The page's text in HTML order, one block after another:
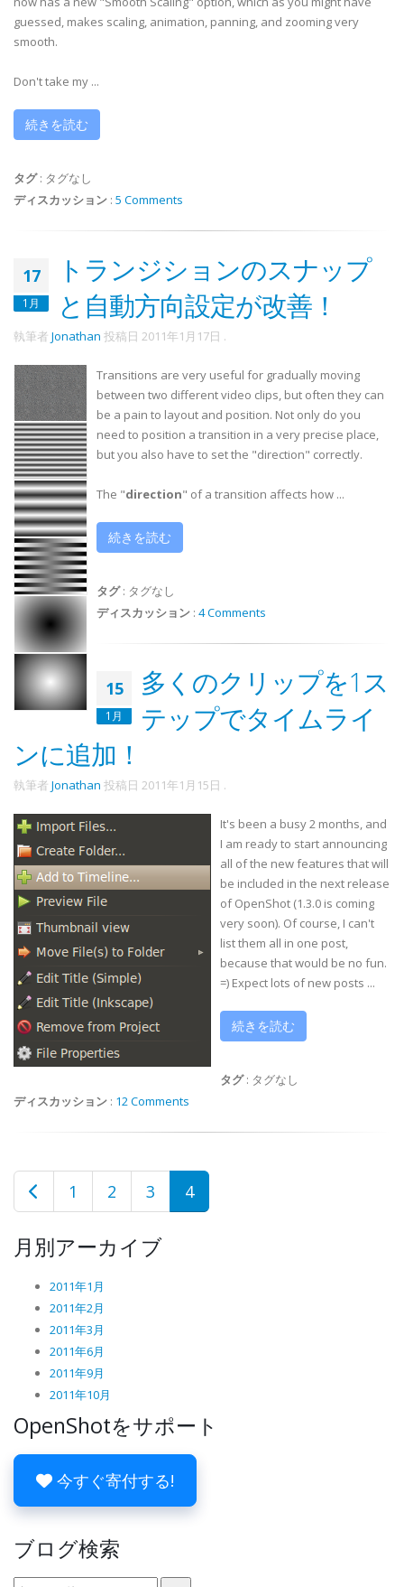
guessed, makes scaling, animation, panning, and zooming very
smooth.
Don't take my ...
続きを読む
タグ: タグなし
ディスカッション : 5 Comments
17
1月
トランジションのスナップ
と自動方向設定が改善！
執筆者 Jonathan 投稿日 2011年1月17日 .
Transitions are very useful for gradually moving
between two different video clips, but often they can
be a pain to layout and position. Not only do you
need to position a transition in a very precise place,
but you also have to set the "direction" correctly.
The "direction" of a transition affects how ...
続きを読む
タグ: タグなし
ディスカッション : 4 Comments
15
1月
多くのクリップを1ス
テップでタイムライ
ンに追加！
執筆者 Jonathan 投稿日 2011年1月15日 .
It's been a busy 2 months, and
I am ready to start announcing
all of the new features that will
be included in the next release
of OpenShot (1.3.0 is coming
very soon). Of course, I can't
list them all in one post,
because that would be no fun.
=) Expect lots of new posts ...
続きを読む
タグ: タグなし
ディスカッション : 12 Comments
1 2 3 4
月別アーカイブ
2011年1月
2011年2月
2011年3月
2011年6月
2011年9月
2011年10月
OpenShotをサポート
今すぐ寄付する!
ブログ検索